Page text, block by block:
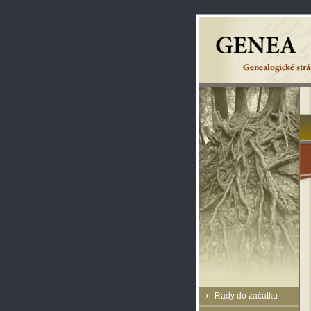
Rady do začátku